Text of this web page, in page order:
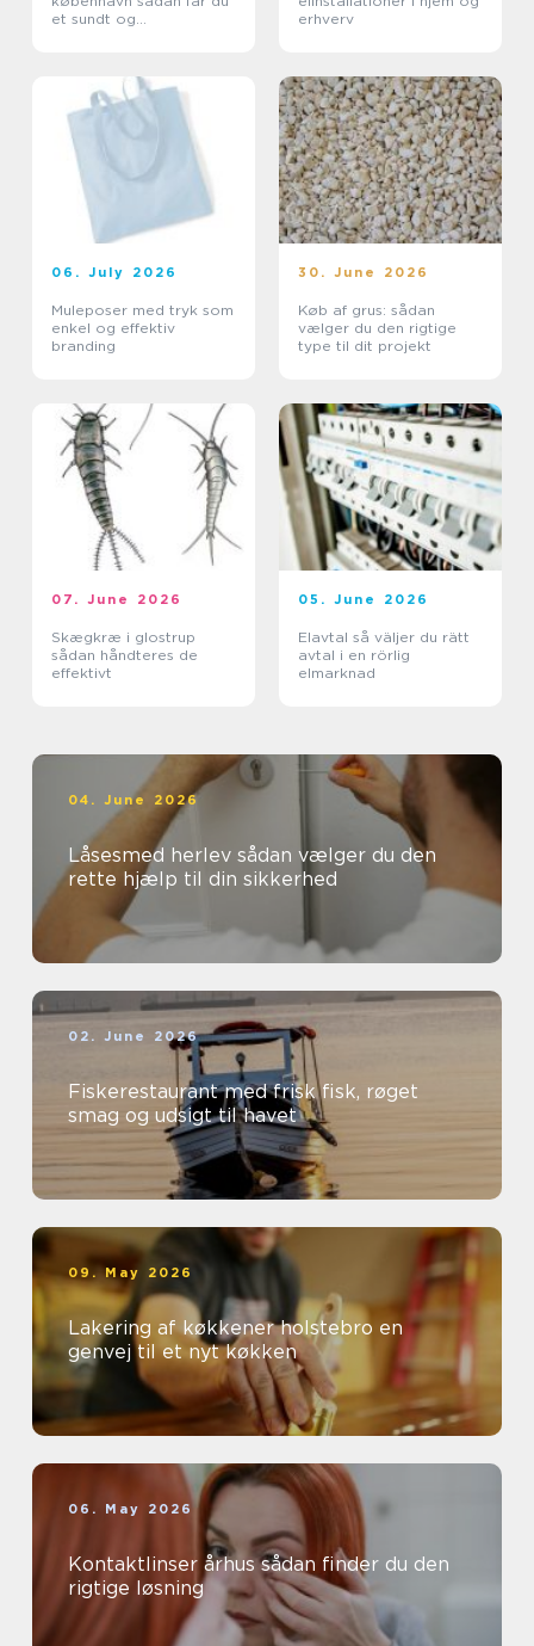
et sundt og
erhverv
06. July 2026
Muleposer med tryk som
enkel og effektiv
branding
30. June 2026
Køb af grus: sådan
vælger du den rigtige
type til dit projekt
07. June 2026
Skægkræ i glostrup
sådan håndteres de
effektivt
05. June 2026
Elavtal så väljer du rätt
avtal i en rörlig
elmarknad
04. June 2026
Låsesmed herlev sådan vælger du den
rette hjælp til din sikkerhed
02. June 2026
Fiskerestaurant med frisk fisk, røget
smag og udsigt til havet
09. May 2026
Lakering af køkkener holstebro en
genvej til et nyt køkken
06. May 2026
Kontaktlinser århus sådan finder du den
rigtige løsning